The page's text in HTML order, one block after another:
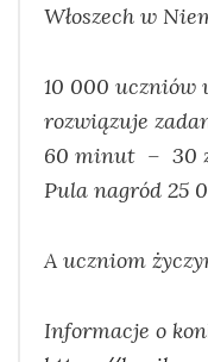
Włoszech w
10 000 uczniów
rozwiązuje
60 minut – 30
Pula nagród 25
A uczniom
Informacje o